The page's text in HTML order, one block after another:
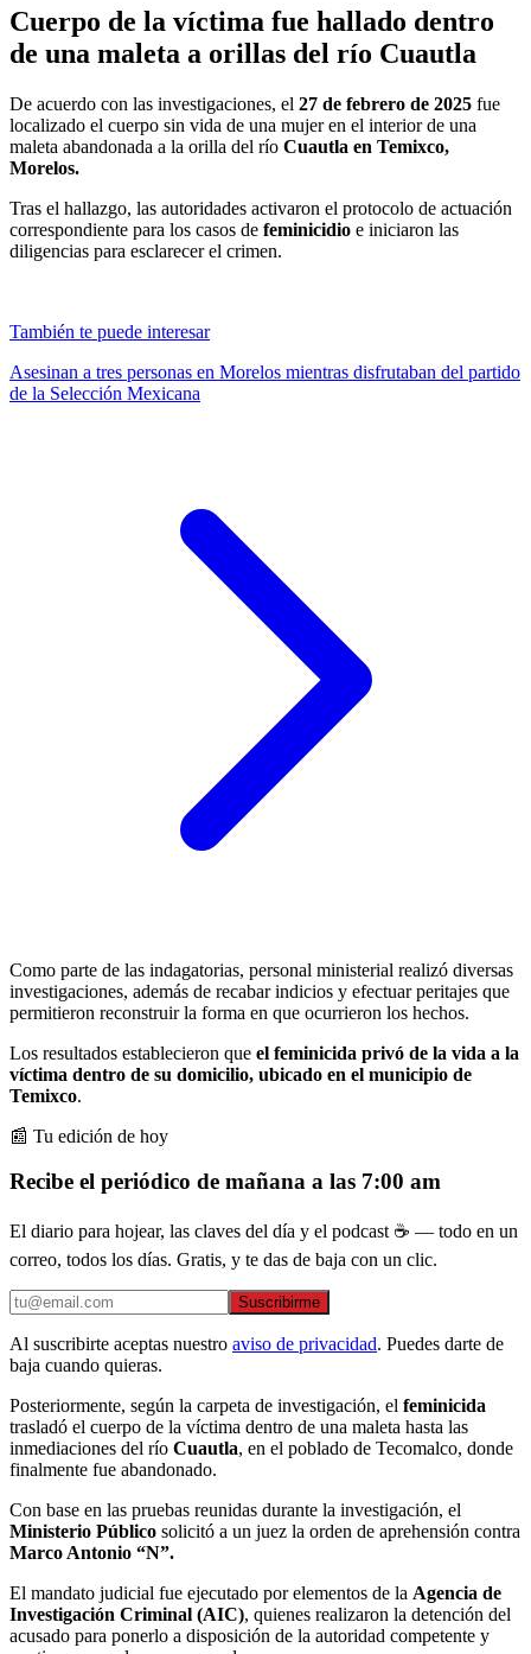
Cuerpo de la víctima fue hallado dentro
de una maleta a orillas del río Cuautla
De acuerdo con las investigaciones, el 27 de febrero de 2025 fue
localizado el cuerpo sin vida de una mujer en el interior de una
maleta abandonada a la orilla del río Cuautla en Temixco,
Morelos.
Tras el hallazgo, las autoridades activaron el protocolo de actuación
correspondiente para los casos de feminicidio e iniciaron las
diligencias para esclarecer el crimen.
También te puede interesar
Asesinan a tres personas en Morelos mientras disfrutaban del partido
de la Selección Mexicana
Como parte de las indagatorias, personal ministerial realizó diversas
investigaciones, además de recabar indicios y efectuar peritajes que
permitieron reconstruir la forma en que ocurrieron los hechos.
Los resultados establecieron que el feminicida privó de la vida a la
víctima dentro de su domicilio, ubicado en el municipio de
Temixco.
📰 Tu edición de hoy
Recibe el periódico de mañana a las 7:00 am
El diario para hojear, las claves del día y el podcast ☕ — todo en un
correo, todos los días. Gratis, y te das de baja con un clic.
Suscribirme
Al suscribirte aceptas nuestro aviso de privacidad. Puedes darte de
baja cuando quieras.
Posteriormente, según la carpeta de investigación, el feminicida
trasladó el cuerpo de la víctima dentro de una maleta hasta las
inmediaciones del río Cuautla, en el poblado de Tecomalco, donde
finalmente fue abandonado.
Con base en las pruebas reunidas durante la investigación, el
Ministerio Público solicitó a un juez la orden de aprehensión contra
Marco Antonio “N”.
El mandato judicial fue ejecutado por elementos de la Agencia de
Investigación Criminal (AIC), quienes realizaron la detención del
acusado para ponerlo a disposición de la autoridad competente y